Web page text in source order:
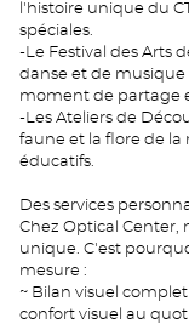
l'histoire unique du
spéciales.
-Le Festival des Arts
danse et de musique
moment de partage
-Les Ateliers de
faune et la flore de la
éducatifs.
Des services
Chez Optical Center,
unique. C'est
mesure :
~ Bilan visuel
confort visuel au